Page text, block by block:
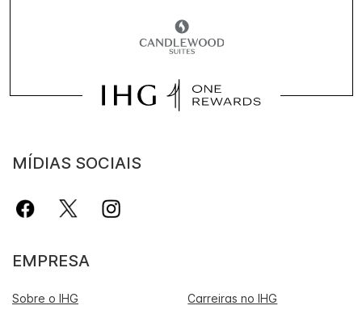
MÍDIAS SOCIAIS
EMPRESA
Sobre o IHG
Carreiras no IHG